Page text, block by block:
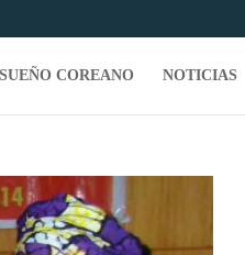
COREANO NOTICIAS